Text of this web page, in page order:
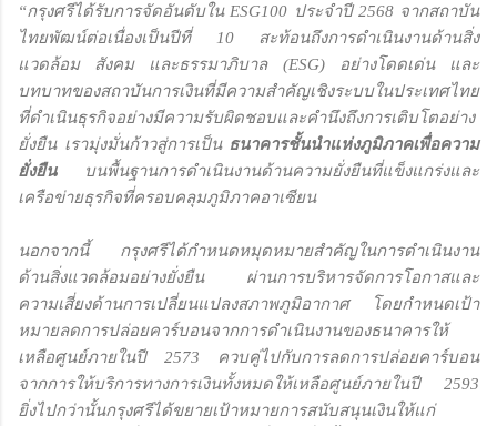
“กรุงศรีได้รับการจัดอันดับใน ESG100 ประจำปี 2568 จากสถาบัน
ไทยพัฒน์ต่อเนื่องเป็นปีที่ 10 สะท้อนถึงการดำเนินงานด้านสิ่ง
แวดล้อม สังคม และธรรมาภิบาล (ESG) อย่างโดดเด่น และ
บทบาทของสถาบันการเงินที่มีความสำคัญเชิงระบบในประเทศไทย
ที่ดำเนินธุรกิจอย่างมีความรับผิดชอบและคำนึงถึงการเติบโตอย่าง
ยั่งยืน เรามุ่งมั่นก้าวสู่การเป็น ธนาคารชั้นนำแห่งภูมิภาคเพื่อความ
ยั่งยืนบนพื้นฐานการดำเนินงานด้านความยั่งยืนที่แข็งแกร่งและ
เครือข่ายธุรกิจที่ครอบคลุมภูมิภาคอาเซียน
นอกจากนี้ กรุงศรีได้กำหนดหมุดหมายสำคัญในการดำเนินงาน
ด้านสิ่งแวดล้อมอย่างยั่งยืน ผ่านการบริหารจัดการโอกาสและ
ความเสี่ยงด้านการเปลี่ยนแปลงสภาพภูมิอากาศ โดยกำหนดเป้า
หมายลดการปล่อยคาร์บอนจากการดำเนินงานของธนาคารให้
เหลือศูนย์ภายในปี 2573 ควบคู่ไปกับการลดการปล่อยคาร์บอน
จากการให้บริการทางการเงินทั้งหมดให้เหลือศูนย์ภายในปี 2593
ยิ่งไปกว่านั้นกรุงศรีได้ขยายเป้าหมายการสนับสนุนเงินให้แก่